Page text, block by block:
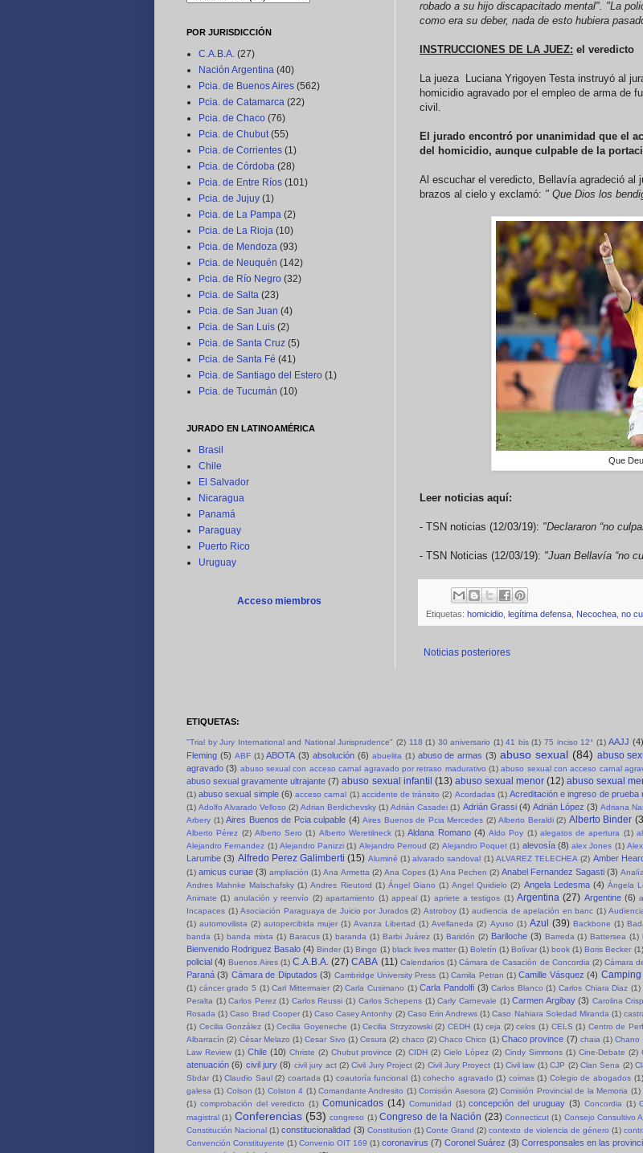
robado a su hijo discapacitado mental". "La
como era su deber, nada de esto hubiera
INSTRUCCIONES DE LA JUEZ: el veredicto
La jueza Luciana Yrigoyen Testa instruyó al
homicidio agravado por el empleo de arma de
civil.
El jurado encontró por unanimidad que el
del homicidio, aunque culpable de la
Al escuchar el veredicto, Bellavía agradeció al
brazos al cielo y exclamó: " Que Dios los
Que
Leer noticias aquí:
- TSN noticias (12/03/19): "Declararon “no
- TSN Noticias (12/03/19): "Juan Bellavía “no
Etiquetas: homicidio legítima defensa Necochea no
Noticias posteriores
POR JURISDICCIÓN
C.A.B.A. (27)
Nación Argentina (40)
Pcia. de Buenos Aires (562)
Pcia. de Catamarca (22)
Pcia. de Chaco (76)
Pcia. de Chubut (55)
Pcia. de Corrientes (1)
Pcia. de Córdoba (28)
Pcia. de Entre Ríos (101)
Pcia. de Jujuy (1)
Pcia. de La Pampa (2)
Pcia. de La Rioja (10)
Pcia. de Mendoza (93)
Pcia. de Neuquén (142)
Pcia. de Río Negro (32)
Pcia. de Salta (23)
Pcia. de San Juan (4)
Pcia. de San Luis (2)
Pcia. de Santa Cruz (5)
Pcia. de Santa Fé (41)
Pcia. de Santiago del Estero (1)
Pcia. de Tucumán (10)
JURADO EN LATINOAMÉRICA
Brasil
Chile
El Salvador
Nicaragua
Panamá
Paraguay
Puerto Rico
Uruguay
Acceso miembros
ETIQUETAS:
"Trial by Jury International and National Jurisprudence" (2) 118 (1) 30 aniversario (1) 41 bis (1) 75 inciso 12° (1) AAJJ (4)
Fleming (5) ABF (1) ABOTA (3) absolución (6) abuelita (1) abuso de armas (3) abuso sexual (84) abuso
agravado (3) abuso sexual con acceso carnal agravado por retraso madurativo (1) abuso sexual con acceso carnal
abuso sexual gravamente ultrajante (7) abuso sexual infantil (13) abuso sexual menor (12) abuso sexual
(1) abuso sexual simple (6) acceso carnal (1) accidente de tránsito (2) Acordadas (1) Acreditación e ingreso de prueba
(1) Adolfo Alvarado Velloso (2) Adrian Berdichevsky (1) Adrián Casadei (1) Adrián Grassi (4) Adrián López (3) Adriana
Arbery (1) Aires Buenos de Pcia culpable (4) Aires Buenos de Pcia Mercedes (2) Alberto Beraldi (2) Alberto Binder
Alberto Pérez (2) Alberto Sero (1) Alberto Weretilneck (1) Aldana Romano (4) Aldo Poy (1) alegatos de apertura (1)
Alejandro Fernandez (1) Alejandro Panizzi (1) Alejandro Perroud (2) Alejandro Poquet (1) alevosía (8) alex Jones (1)
Larumbe (3) Alfredo Perez Galimberti (15) Aluminé (1) alvarado sandoval (1) ALVAREZ TELECHEA (2) Amber
(1) amicus curiae (3) ampliación (1) Ana Armetta (2) Ana Copes (1) Ana Pechen (2) Anabel Fernandez Sagasti (3)
Andres Mahnke Malschafsky (1) Andres Rieutord (1) Ángel Giano (1) Angel Quidielo (2) Angela Ledesma (4) Ángela
Animate (1) anulación y reenvío (2) apartamiento (1) appeal (1) apriete a testigos (1) Argentina (27) Argentine (6)
Incapaces (1) Asociación Paraguaya de Juicio por Jurados (2) Astroboy (1) audiencia de apelación en banc (1)
(1) automovilista (2) autopercibida mujer (1) Avanza Libertad (1) Avellaneda (2) Ayuso (1) Azul (39) Backbone (1)
banda (1) banda mixta (1) Baracus (1) baranda (1) Barbi Juárez (1) Baridón (2) Bariloche (3) Barreda (1) Battersea (1)
Bienvenido Rodriguez Basalo (4) Binder (1) Bingo (1) black lives matter (1) Boletín (1) Bolívar (1) book (1) Boris Becker (1)
policial (4) Buenos Aires (1) C.A.B.A. (27) CABA (11) Calendarios (1) Cámara de Casación de Concordia (2) Cámara
Paraná (3) Cámara de Diputados (3) Cambridge University Press (1) Camila Petran (1) Camille Vásquez (4)
(1) cáncer grado 5 (1) Carl Mittermaier (2) Carla Cusimano (1) Carla Pandolfi (3) Carlos Blanco (1) Carlos Chiara Diaz (1)
Peralta (1) Carlos Perez (1) Carlos Reussi (1) Carlos Schepens (1) Carly Carnevale (1) Carmen Argibay (3) Carolina
Rosada (1) Caso Brad Cooper (1) Caso Casey Antonhy (2) Caso Erin Andrews (1) Caso Nahiara Soledad Miranda (1)
(1) Cecilia González (1) Cecilia Goyeneche (1) Cecilia Strzyzowski (2) CEDH (1) ceja (2) celos (1) CELS (1) Centro de
Albarracín (2) César Melazo (1) Cesar Sivo (1) Cesura (2) chaco (2) Chaco Chico (1) Chaco province (7) chaia (1) Chano
Law Review (1) Chile (10) Christe (2) Chubut province (2) CIDH (2) Cielo López (2) Cindy Simmons (1) Cine-Debate (2)
atenuación (6) civil jury (8) civil jury act (2) Civil Jury Project (2) Civil Jury Proyect (1) Civil law (1) CJP (2) Clan Sena (2)
Sbdar (1) Claudio Saul (2) coartada (1) coautoría funcional (1) cohecho agravado (1) coimas (1) Colegio de abogados (1)
galesa (1) Colson (1) Colston 4 (1) Comandante Andresito (1) Comisión Asesora (2) Comisión Provincial de la Memoria (1)
(1) comprobación del veredicto (1) Comunicados (14) Comunidad (1) concepción del uruguay (3) Concordia (1)
magistral (1) Conferencias (53) congreso (1) Congreso de la Nación (23) Connecticut (1) Consejo Consultivo
Constitución Nacional (1) constitucionalidad (3) Constitution (1) Conte Grand (2) contexto de violencia de género (1)
Convención Constituyente (1) Convenio OIT 169 (1) coronavirus (7) Coronel Suárez (3) Corresponsales en las